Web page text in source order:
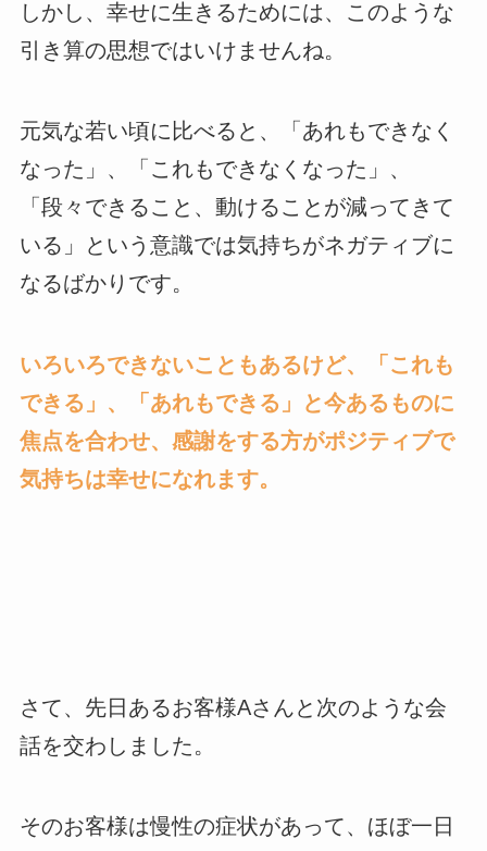
しかし、幸せに生きるためには、このような
引き算の思想ではいけませんね。
元気な若い頃に比べると、「あれもできなく
なった」、「これもできなくなった」、
「段々できること、動けることが減ってきて
いる」という意識では気持ちがネガティブに
なるばかりです。
いろいろできないこともあるけど、「これも
できる」、「あれもできる」と今あるものに
焦点を合わせ、感謝をする方がポジティブで
気持ちは幸せになれます。
さて、先日あるお客様Aさんと次のような会
話を交わしました。
そのお客様は慢性の症状があって、ほぼ一日